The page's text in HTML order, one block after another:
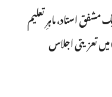
مشفق استاد، ماہرِتعلیم
تعزیتی اجلاس